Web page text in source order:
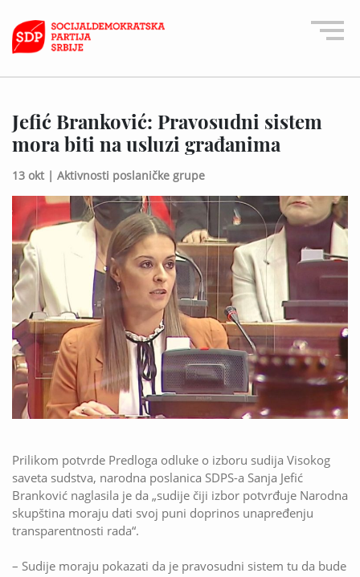
Jefić Branković: Pravosudni sistem
mora biti na usluzi građanima
13 okt | Aktivnosti poslaničke grupe
Prilikom potvrde Predloga odluke o izboru sudija Visokog
saveta sudstva, narodna poslanica SDPS-a Sanja Jefić
Branković naglasila je da „sudije čiji izbor potvrđuje Narodna
skupština moraju dati svoj puni doprinos unapređenju
transparentnosti rada“.
– Sudije moraju pokazati da je pravosudni sistem tu da bude